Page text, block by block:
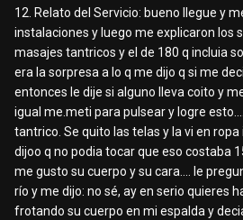
12. Relato del Servicio: bueno llegue y
instalaciones y luego me explicaron los
masajes tantricos y el de 180 q incluia
era la sorpresa a lo q me dijo q si me
entonces le dije si alguno lleva coito y
igual me.meti para pulsear y logre
tantrico. Se quito las telas y la vi en
dijoo q no podia tocar que eso costaba
me gusto su cuerpo y su cara.... le
río y me dijo: no sé, ay en serio quieres
frotando su cuerpo en mi espalda y